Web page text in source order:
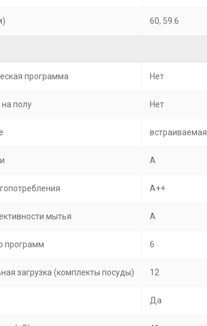
60, 59.6
программа Нет
полу Нет
встраиваемая
A
A++
мытья A
программ 6
загрузка (комплекты посуды) 12
Да